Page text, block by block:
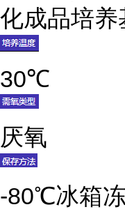
化成品培养
30℃
厌氧
-80℃冰箱